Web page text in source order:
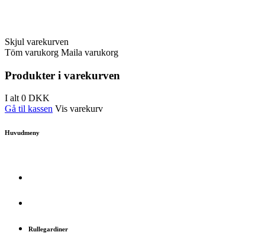
Skjul varekurven
Töm varukorg Maila varukorg
Produkter i varekurven
I alt0 DKK
Gå til kassen Vis varekurv
Huvudmeny
Rullegardiner